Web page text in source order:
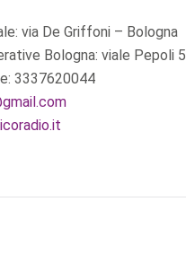
via De Griffoni – Bologna
Bologna: viale Pepoli
3337620044